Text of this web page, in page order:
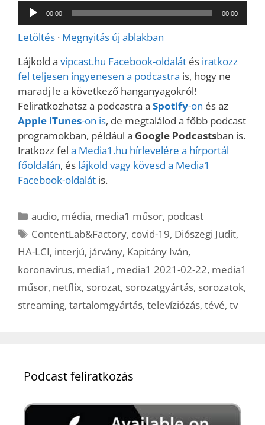
Audió
lejátszó
00:00 00:00
Letöltés · Megnyitás új ablakban
Lájkold a vipcast.hu Facebook-oldalát és iratkozz
fel teljesen ingyenesen a podcastra is, hogy ne
maradj le a következő hanganyagokról!
Feliratkozhatsz a podcastra a Spotify-on és az
Apple iTunes-on is, de megtalálod a főbb podcast
programokban, például a Google Podcastsban is.
Iratkozz fel a Media1.hu hírlevelére a hírportál
főoldalán, és lájkold vagy kövesd a Media1
Facebook-oldalát is.
Kategória
audio, média, media1 műsor, podcast
Címkék
ContentLab&Factory, covid-19, Diószegi Judit,
HA-LCI, interjú, járvány, Kapitány Iván,
koronavírus, media1 , media1 2021-02-22, media1
műsor, netflix, sorozat, sorozatgyártás, sorozatok,
streaming, tartalomgyártás, televíziózás, tévé, tv
Podcast feliratkozás